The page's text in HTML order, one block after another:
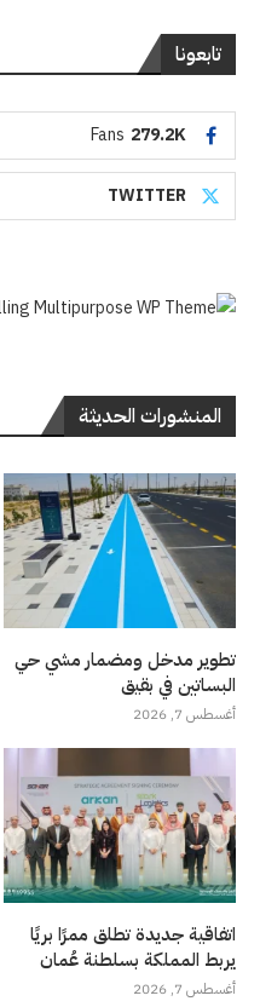
تابعونا
279.2K
Fans
TWITTER
المنشورات الحديثة
تطوير مدخل ومضمار مشي حي
البساتين في بقيق
أغسطس 7, 2026
اتفاقية جديدة تطلق ممرًا بريًا
يربط المملكة بسلطنة عُمان
أغسطس 7, 2026